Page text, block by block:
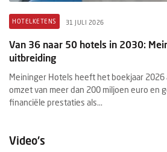
HOTELKETENS 31 JULI 2026
Van 36 naar 50 hotels in 2030:
uitbreiding
Meininger Hotels heeft het boekjaar
omzet van meer dan 200 miljoen euro en
financiële prestaties als...
Video's